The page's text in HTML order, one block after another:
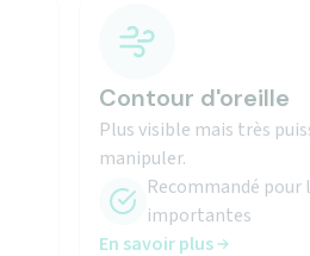
Contour d'oreille
Plus visible mais très
manipuler.
Recommandé pour
importantes
En savoir plus